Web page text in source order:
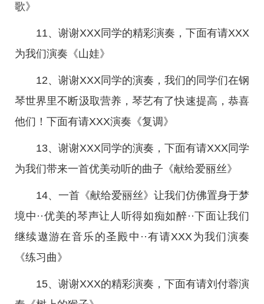
歌》
11、谢谢XXX同学的精彩演奏，下面有请XXX
为我们演奏《山娃》
12、谢谢XXX同学的演奏，我们的同学们在钢
琴世界里不断汲取营养，琴艺有了快速提高，恭喜
他们！下面有请XXX演奏《复调》
13、谢谢XXX同学的演奏，下面有请XXX同学
为我们带来一首优美动听的曲子《献给爱丽丝》
14、一首《献给爱丽丝》让我们仿佛置身于梦
境中··优美的琴声让人听得如痴如醉··下面让我们
继续遨游在音乐的圣殿中··有请XXX为我们演奏
《练习曲》
15、谢谢XXX的精彩演奏，下面有请刘付蓉演